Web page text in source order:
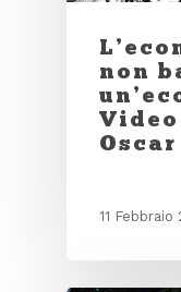
non
11 Febbraio